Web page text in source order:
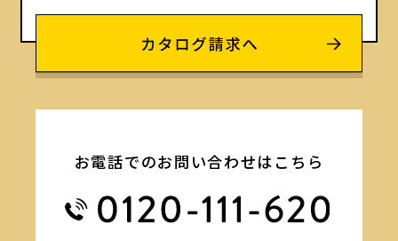
お電話でのお問い合わせはこちら